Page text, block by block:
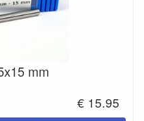
mm
€ 15.95